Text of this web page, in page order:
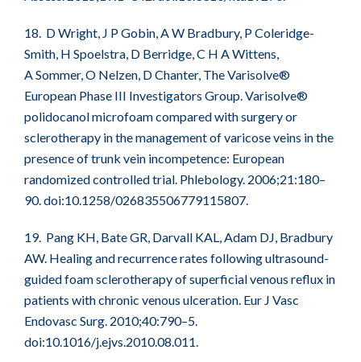
18. D Wright, J P Gobin, A W Bradbury, P Coleridge-
Smith, H Spoelstra, D Berridge, C H A Wittens,
A Sommer, O Nelzen, D Chanter, The Varisolve®
European Phase III Investigators Group. Varisolve®
polidocanol microfoam compared with surgery or
sclerotherapy in the management of varicose veins in the
presence of trunk vein incompetence: European
randomized controlled trial. Phlebology. 2006;21:180–
90. doi:10.1258/026835506779115807.
19. Pang KH, Bate GR, Darvall KAL, Adam DJ, Bradbury
AW. Healing and recurrence rates following ultrasound-
guided foam sclerotherapy of superficial venous reflux in
patients with chronic venous ulceration. Eur J Vasc
Endovasc Surg. 2010;40:790–5.
doi:10.1016/j.ejvs.2010.08.011.